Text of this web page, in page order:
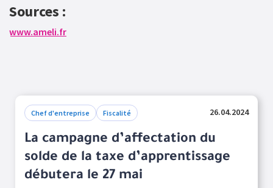
Sources :
www.ameli.fr
Chef d'entreprise Fiscalité 26.04.2024
La campagne d’affectation du
solde de la taxe d’apprentissage
débutera le 27 mai